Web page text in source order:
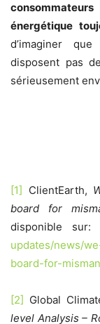
énergétique
d’imaginer
disposent pas
sérieusement
[1] ClientEarth,
board for
disponible sur:
updates/news/
board-for-
[2] Global
level Analysis –